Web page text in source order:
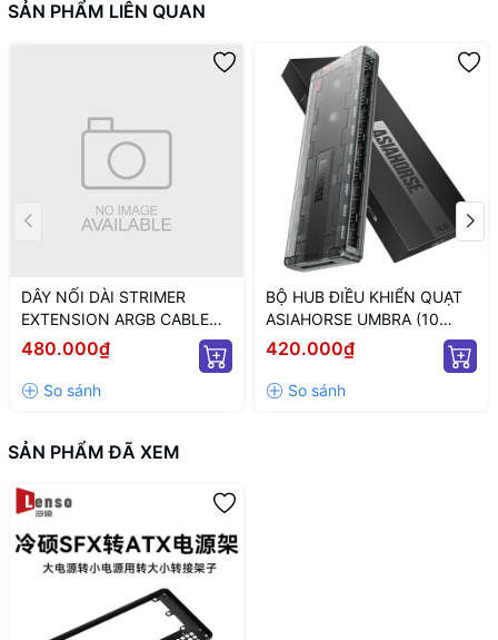
SẢN PHẨM LIÊN QUAN
DÂY NỐI DÀI STRIMER
EXTENSION ARGB CABLE
12+4 TO 12P+4P WHITE
(MÀU TRẮNG/ 12VHPWR)
480.000₫
BỘ HUB ĐIỀU KHIỂN QUẠT
ASIAHORSE UMBRA (10
CỔNG KẾT NỐI PWM VÀ 5V
ARGB/ NGUỒN SATA)
420.000₫
SẢN PHẨM ĐÃ XEM